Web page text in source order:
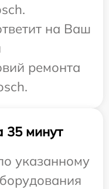
на Ваш
ремонта
35 минут
указанному